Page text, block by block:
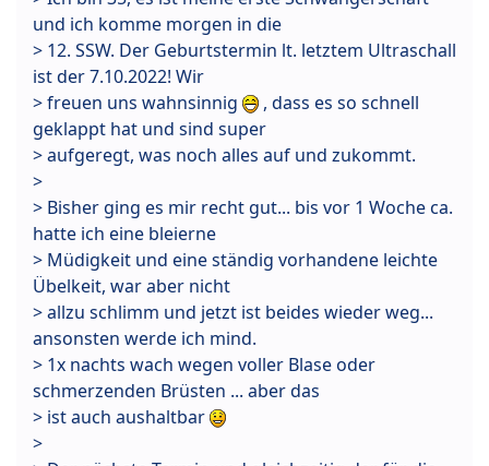
und ich komme morgen in die
> 12. SSW. Der Geburtstermin lt. letztem Ultraschall
ist der 7.10.2022! Wir
> freuen uns wahnsinnig
, dass es so schnell
geklappt hat und sind super
> aufgeregt, was noch alles auf und zukommt.
>
> Bisher ging es mir recht gut... bis vor 1 Woche ca.
hatte ich eine bleierne
> Müdigkeit und eine ständig vorhandene leichte
Übelkeit, war aber nicht
> allzu schlimm und jetzt ist beides wieder weg...
ansonsten werde ich mind.
> 1x nachts wach wegen voller Blase oder
schmerzenden Brüsten ... aber das
> ist auch aushaltbar
>